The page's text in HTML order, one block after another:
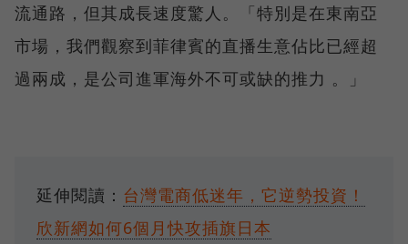
流通路，但其成長速度驚人。「特別是在東南亞
市場，我們觀察到菲律賓的直播生意佔比已經超
過兩成，是公司進軍海外不可或缺的推力 。」
延伸閱讀： 台灣電商低迷年，它逆勢投資！
欣新網如何6個月快攻插旗日本